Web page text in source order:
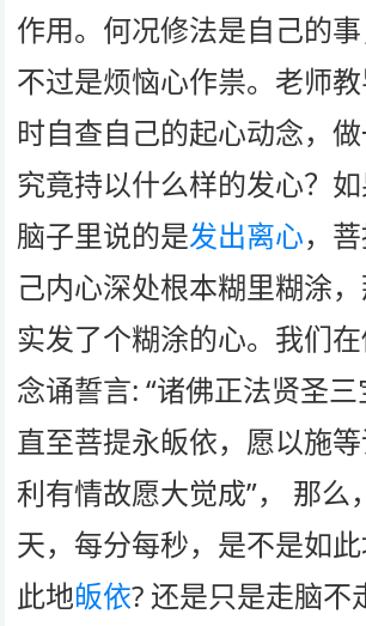
作用。何况修法是自己的
不过是烦恼心作祟。老师
时自查自己的起心动念，做
究竟持以什么样的发心？
脑子里说的是发出离心，
己内心深处根本糊里糊涂
实发了个糊涂的心。我们
念诵誓言: “诸佛正法贤圣
直至菩提永皈依，愿以施
利有情故愿大觉成”， 那么
天，每分每秒，是不是如
此地皈依? 还是只是走脑不